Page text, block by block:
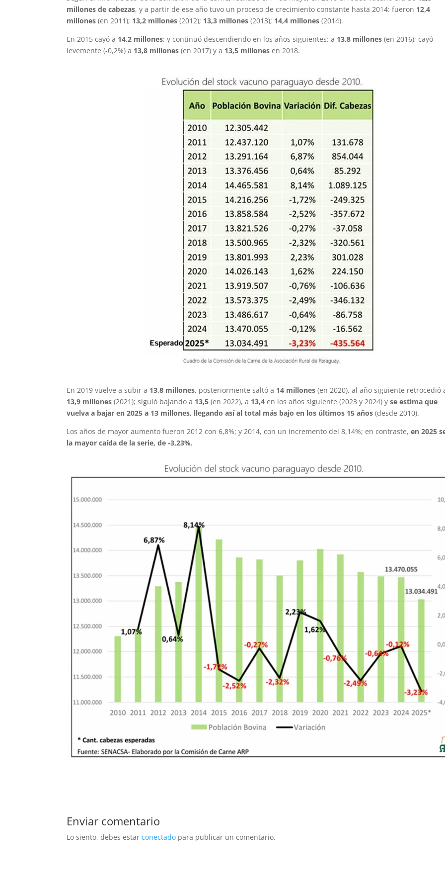
millones de cabezas, y a partir de ese año tuvo un proceso de crecimiento constante hasta 2014: fueron 12,4
millones (en 2011); 13,2 millones (2012); 13,3 millones (2013); 14,4 millones (2014).
En 2015 cayó a 14,2 millones; y continuó descendiendo en los años siguientes: a 13,8 millones (en 2016); cayó
levemente (-0,2%) a 13,8 millones (en 2017) y a 13,5 millones en 2018.
En 2019 vuelve a subir a 13,8 millones, posteriormente saltó a 14 millones (en 2020), al año siguiente retrocedió
13,9 millones (2021); siguió bajando a 13,5 (en 2022), a 13,4 en los años siguiente (2023 y 2024) yse estima que
vuelva a bajar en 2025 a 13 millones, llegando así al total más bajo en los últimos 15 años (desde 2010).
Los años de mayor aumento fueron 2012 con 6,8%; y 2014, con un incremento del 8,14%; en contraste,en 2025
la mayor caída de la serie, de -3,23%.
Enviar comentario
Lo siento, debes estarconectado para publicar un comentario.